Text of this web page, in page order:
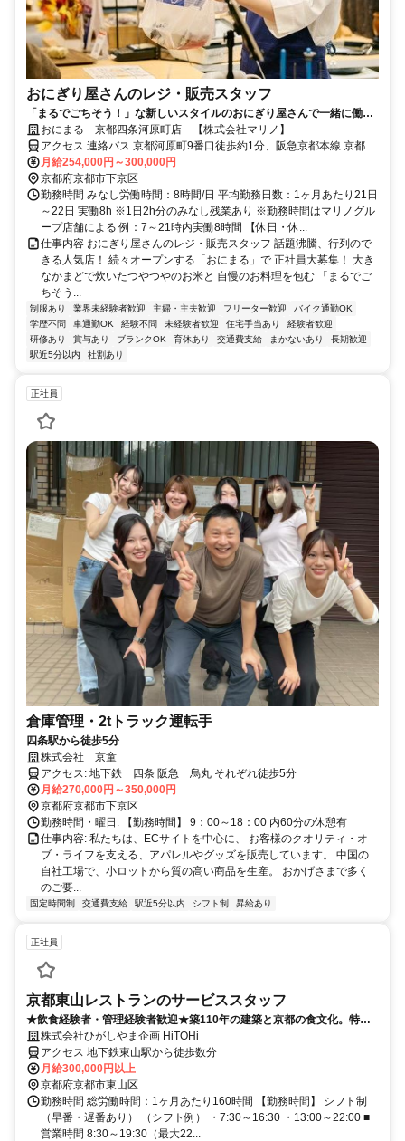
おにぎり屋さんのレジ・販売スタッフ
「まるでごちそう！」な新しいスタイルのおにぎり屋さんで一緒に働き
ませんか？
おにまる 京都四条河原町店 【株式会社マリノ】
アクセス 連絡バス 京都河原町9番口徒歩約1分、阪急京都本線 京都河
原町9番口徒歩約1分、阪急京都本線 烏丸13番口徒歩約6分 「京都河
原町駅」より徒歩1分 ※車通勤可（店舗による）【受動喫煙防止措
置】敷地内禁煙 （喫煙所/勤務地により異なる）
月給254,000円～300,000円
京都府京都市下京区
勤務時間 みなし労働時間：8時間/日 平均勤務日数：1ヶ月あたり21日
～22日 実働8h ※1日2h分のみなし残業あり ※勤務時間はマリノグル
ープ店舗による 例：7～21時内実働8時間 【休日・休...
仕事内容 おにぎり屋さんのレジ・販売スタッフ 話題沸騰、行列ので
きる人気店！ 続々オープンする「おにまる」で 正社員大募集！ 大き
なかまどで炊いたつやつやのお米と 自慢のお料理を包む 「まるでご
ちそう...
制服あり 業界未経験者歓迎 主婦・主夫歓迎 フリーター歓迎
バイク通勤OK
学歴不問
車通勤OK 経験不問 未経験者歓迎 住宅手当あり
経験者歓迎
研修あり
賞与あり ブランクOK 育休あり 交通費支給 まかないあり
長期歓迎
駅近5分以内
社割あり
正社員
倉庫管理・2tトラック運転手
四条駅から徒歩5分
株式会社 京童
アクセス: 地下鉄 四条 阪急 烏丸 それぞれ徒歩5分
月給270,000円～350,000円
京都府京都市下京区
勤務時間・曜日: 【勤務時間】 9：00～18：00 内60分の休憩有
仕事内容: 私たちは、ECサイトを中心に、 お客様のクオリティ・オ
ブ・ライフを支える、アパレルやグッズを販売しています。 中国の
自社工場で、小ロットから質の高い商品を生産。 おかげさまで多く
のご要...
固定時間制 交通費支給 駅近5分以内 シフト制 昇給あり
正社員
京都東山レストランのサービススタッフ
★飲食経験者・管理経験者歓迎★築110年の建築と京都の食文化。特別
な空間でサービスを。
株式会社ひがしやま企画 HiTOHi
アクセス 地下鉄東山駅から徒歩数分
月給300,000円以上
京都府京都市東山区
勤務時間 総労働時間：1ヶ月あたり160時間 【勤務時間】 シフト制
（早番・遅番あり） （シフト例） ・7:30～16:30 ・13:00～22:00 ■
営業時間 8:30～19:30（最大22...